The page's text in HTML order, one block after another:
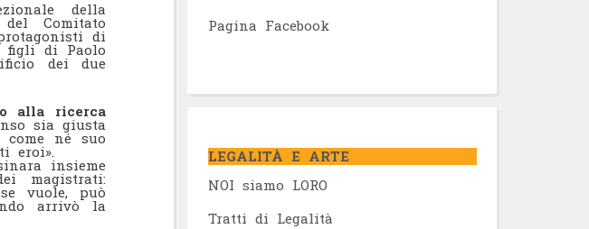
della
Comitato
di
figli di Paolo
dei due
alla ricerca
sia giusta
né suo
eroi».
insieme
magistrati:
vuole, può
arrivò la
Pagina Facebook
LEGALITÀ E ARTE
NOI siamo LORO
Tratti di Legalità